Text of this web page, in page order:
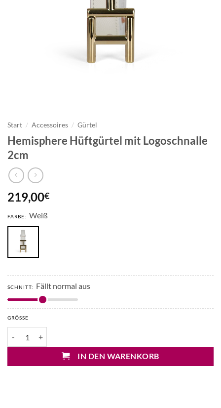
Start / Accessoires / Gürtel
Hemisphere Hüftgürtel mit Logoschnalle
2cm
219,00€
FARBE: Weiß
SCHNITT: Fällt normal aus
GRÖSSE
IN DEN WARENKORB